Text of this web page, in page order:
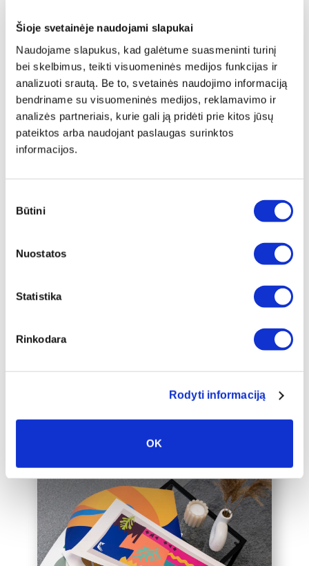
Šioje svetainėje naudojami slapukai
Naudojame slapukus, kad galėtume suasmeninti turinį
bei skelbimus, teikti visuomeninės medijos funkcijas ir
analizuoti srautą. Be to, svetainės naudojimo informaciją
bendriname su visuomeninės medijos, reklamavimo ir
analizės partneriais, kurie gali ją pridėti prie kitos jūsų
pateiktos arba naudojant paslaugas surinktos
informacijos.
pasirinkimas
Būtini
Nuostatos
Statistika
Rinkodara
Rodyti informaciją
OK
įrėminimas
interjero akcentu.
mumis el. paštu labas@drobiunamai.lt